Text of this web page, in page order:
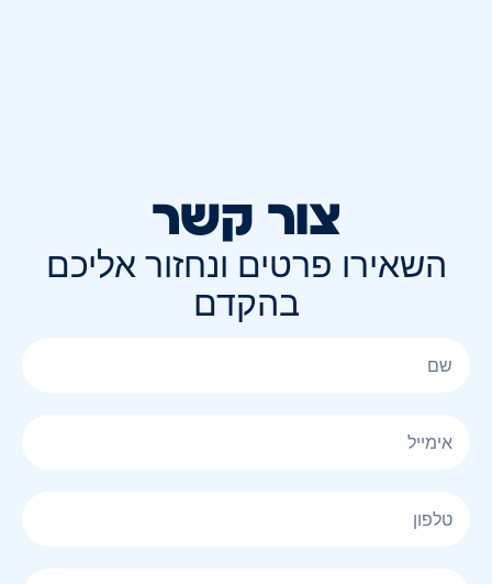
צור קשר
השאירו פרטים ונחזור אליכם
בהקדם